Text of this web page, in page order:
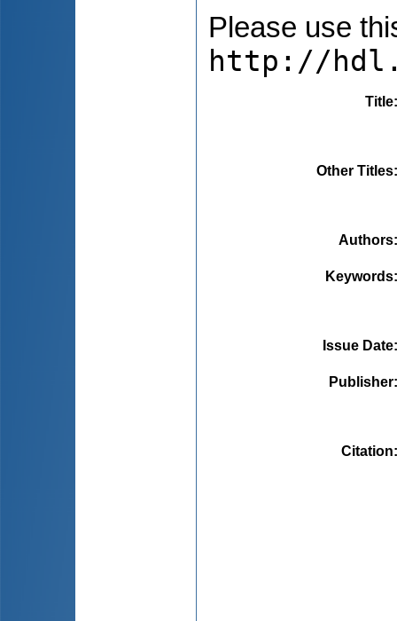
Please use
http://
Title
Other Titles
Authors
Keywords
Issue Date
Publisher
Citation